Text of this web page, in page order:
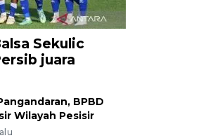
Sekulic
juara
BPBD
Wilayah Pesisir